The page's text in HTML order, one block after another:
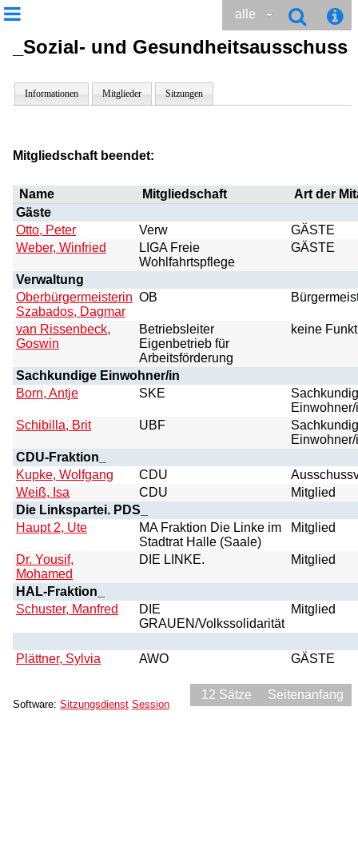
alle
_Sozial- und Gesundheitsausschuss
Informationen Mitglieder Sitzungen
Mitgliedschaft beendet:
Name Mitgliedschaft
Art der
Gäste
Otto, Peter
Verw
GÄSTE
Weber, Winfried
LIGA Freie
Wohlfahrtspflege
GÄSTE
Verwaltung
Oberbürgermeisterin
Szabados, Dagmar
OB
van Rissenbeck,
Goswin
Betriebsleiter
Eigenbetrieb für
Arbeitsförderung
keine
Sachkundige Einwohner/in
Born, Antje
SKE
Schibilla, Brit
UBF
CDU-Fraktion_
Kupke, Wolfgang
CDU
Weiß, Isa
CDU
Mitglied
Die Linkspartei. PDS_
Haupt 2, Ute
MA Fraktion Die Linke im
Stadtrat Halle (Saale)
Mitglied
Dr. Yousif,
Mohamed
DIE LINKE. Mitglied
HAL-Fraktion_
Schuster, Manfred
DIE
GRAUEN/Volkssolidarität
Mitglied
Plättner, Sylvia AWO GÄSTE
12 Sätze Seitenanfang
Software: Sitzungsdienst Session